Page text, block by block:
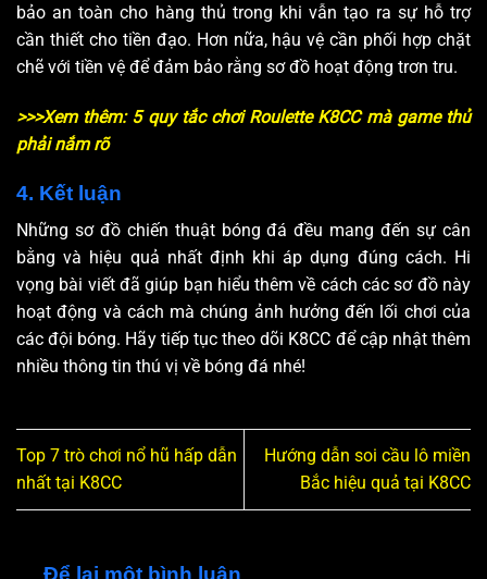
bảo an toàn cho hàng thủ trong khi vẫn tạo ra sự hỗ trợ
cần thiết cho tiền đạo. Hơn nữa, hậu vệ cần phối hợp chặt
chẽ với tiền vệ để đảm bảo rằng sơ đồ hoạt động trơn tru.
>>>Xem thêm: 5 quy tắc chơi Roulette K8CC mà game thủ
phải nắm rõ
4. Kết luận
Những sơ đồ chiến thuật bóng đá đều mang đến sự cân
bằng và hiệu quả nhất định khi áp dụng đúng cách. Hi
vọng bài viết đã giúp bạn hiểu thêm về cách các sơ đồ này
hoạt động và cách mà chúng ảnh hưởng đến lối chơi của
các đội bóng. Hãy tiếp tục theo dõi K8CC để cập nhật thêm
nhiều thông tin thú vị về bóng đá nhé!
Top 7 trò chơi nổ hũ hấp dẫn
nhất tại K8CC
Hướng dẫn soi cầu lô miền
Bắc hiệu quả tại K8CC